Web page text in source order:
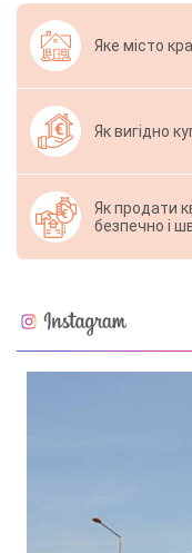
Яке місто
Як вигідно
Як продати
безпечно і